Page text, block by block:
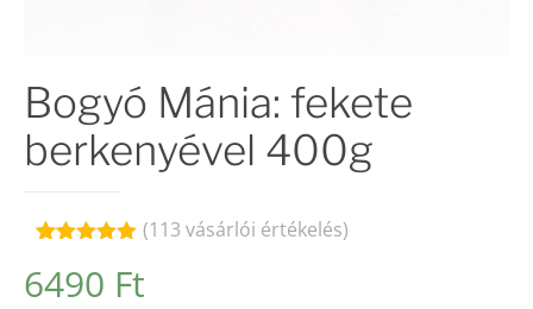
Bogyó Mánia: fekete
berkenyével 400g
4.92az 5-
ből,
(113 vásárlói értékelés)
6490 Ft